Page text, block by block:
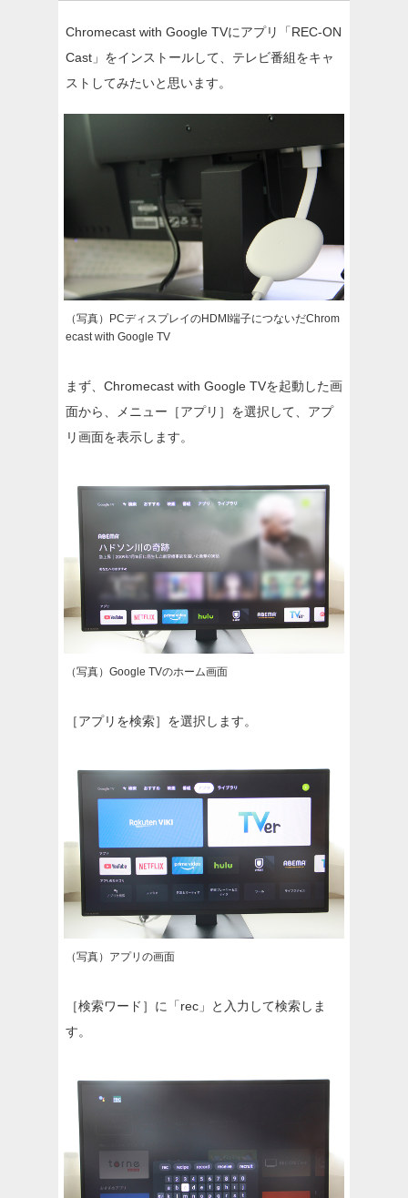
Chromecast with Google TVにアプリ「REC-ON
Cast」をインストールして、テレビ番組をキャ
ストしてみたいと思います。
（写真）PCディスプレイのHDMI端子につないだChrom
ecast with Google TV
まず、Chromecast with Google TVを起動した画
面から、メニュー［アプリ］を選択して、アプ
リ画面を表示します。
（写真）Google TVのホーム画面
［アプリを検索］を選択します。
（写真）アプリの画面
［検索ワード］に「rec」と入力して検索しま
す。